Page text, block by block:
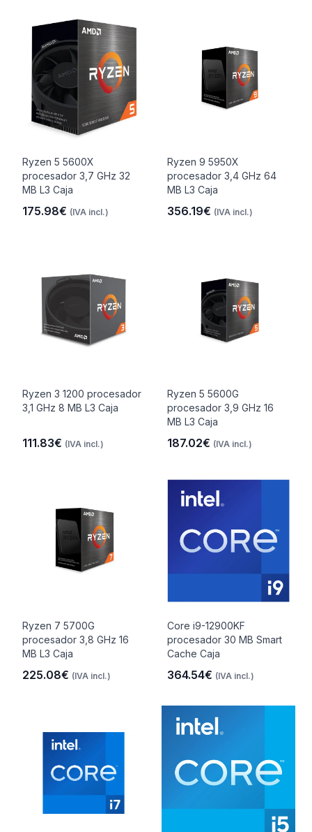
Ryzen 5 5600X
procesador 3,7 GHz 32
MB L3 Caja
175.98€ (IVA incl.)
Ryzen 9 5950X
procesador 3,4 GHz 64
MB L3 Caja
356.19€ (IVA incl.)
Ryzen 3 1200 procesador
3,1 GHz 8 MB L3 Caja
111.83€ (IVA incl.)
Ryzen 5 5600G
procesador 3,9 GHz 16
MB L3 Caja
187.02€ (IVA incl.)
Ryzen 7 5700G
procesador 3,8 GHz 16
MB L3 Caja
225.08€ (IVA incl.)
Core i9-12900KF
procesador 30 MB Smart
Cache Caja
364.54€ (IVA incl.)